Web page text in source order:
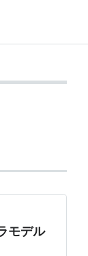
モデル